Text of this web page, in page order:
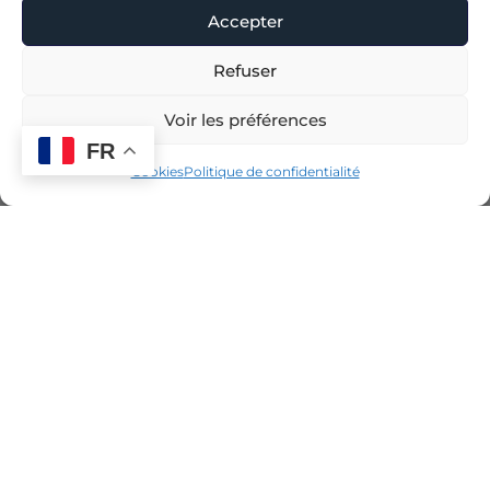
Accepter
Refuser
Voir les préférences
CookiesPolitique de confidentialité
FR